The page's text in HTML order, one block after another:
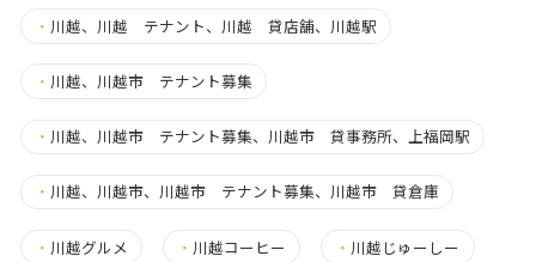
・ 川越、川越 テナント、川越 貸店舗、川越駅
・ 川越、川越市 テナント募集
・ 川越、川越市 テナント募集、川越市 貸事務所、上福岡駅
・ 川越、川越市、川越市 テナント募集、川越市 貸倉庫
・ 川越グルメ ・ 川越コーヒー ・ 川越じゅーしー